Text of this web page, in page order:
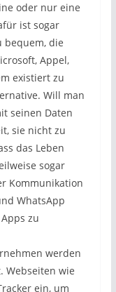
oder nur eine
ist sogar
bequem, die
Appel,
existiert zu
Will man
seinen Daten
sie nicht zu
das Leben
sogar
Kommunikation
WhatsApp
zu
werden
Webseiten wie
ein, um